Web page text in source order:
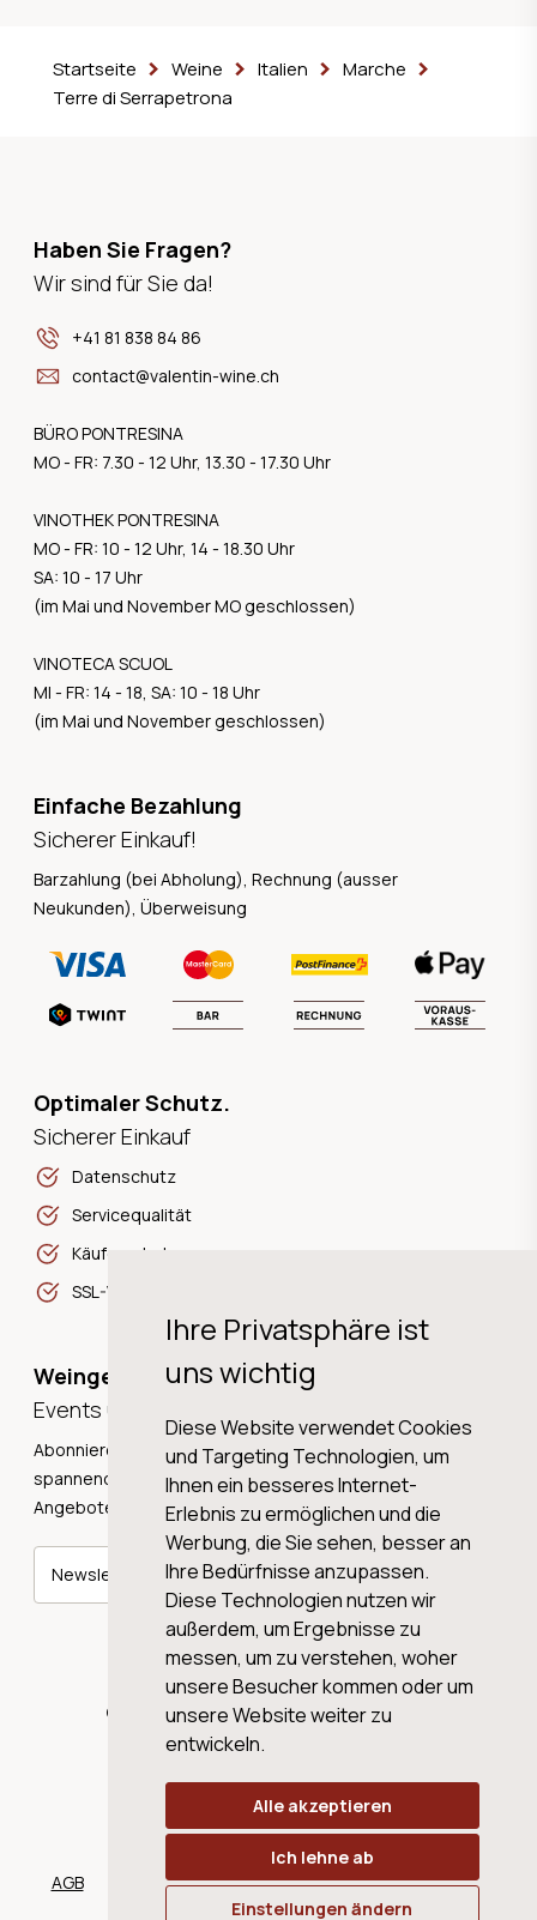
Ihre Privatsphäre ist
uns wichtig
Diese Website verwendet Cookies
und Targeting Technologien, um
Ihnen ein besseres Internet-
Erlebnis zu ermöglichen und die
Werbung, die Sie sehen, besser an
Ihre Bedürfnisse anzupassen.
Diese Technologien nutzen wir
außerdem, um Ergebnisse zu
messen, um zu verstehen, woher
unsere Besucher kommen oder um
unsere Website weiter zu
entwickeln.
Alle akzeptieren
Ich lehne ab
Einstellungen ändern
Startseite Weine Italien
Marche
Terre di Serrapetrona
Haben Sie Fragen?
Wir sind für Sie da!
+41 81 838 84 86
contact@valentin-wine.ch
BÜRO PONTRESINA
MO - FR: 7.30 - 12 Uhr, 13.30 - 17.30 Uhr
VINOTHEK PONTRESINA
MO - FR: 10 - 12 Uhr, 14 - 18.30 Uhr
SA: 10 - 17 Uhr
(im Mai und November MO geschlossen)
VINOTECA SCUOL
MI - FR: 14 - 18, SA: 10 - 18 Uhr
(im Mai und November geschlossen)
Einfache Bezahlung
Sicherer Einkauf!
Barzahlung (bei Abholung), Rechnung (ausser
Neukunden), Überweisung
Optimaler Schutz.
Sicherer Einkauf
Datenschutz
Servicequalität
Käuferschutz
SSL-Verschlüsselung
Weingeschichten,
Events und Neuigkeiten!
Abonnieren Sie unseren Newsletter und erhalten Sie
spannende Weingeschichten, Neuigkeiten und tolle
Angebote direkt in Ihre Mailbox.
Newsletter abonnieren
© 2026 WINE AG VALENTIN & VON SALIS
AGB Datenschutz Impressum Cookies